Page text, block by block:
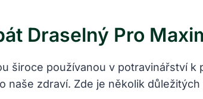
Draselný Pro
široce používanou v potravinářství
naše zdraví. Zde je několik